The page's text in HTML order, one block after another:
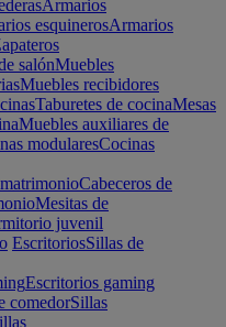
Armarios
esquinerosArmarios
salónMuebles
Muebles recibidores
Taburetes de cocinaMesas
Muebles auxiliares de
modularesCocinas
Cabeceros de
Mesitas de
juvenil
EscritoriosSillas de
Escritorios gaming
comedorSillas